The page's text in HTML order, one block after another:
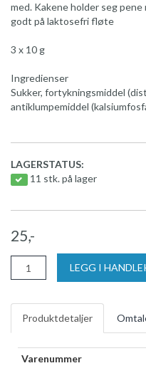
med. Kakene holder seg
godt på laktosefri fløte
3 x 10 g
Ingredienser
Sukker, fortykningsmiddel
antiklumpemiddel
LAGERSTATUS:
11 stk. på lager
25,-
LEGG I
Produktdetaljer
Varenummer